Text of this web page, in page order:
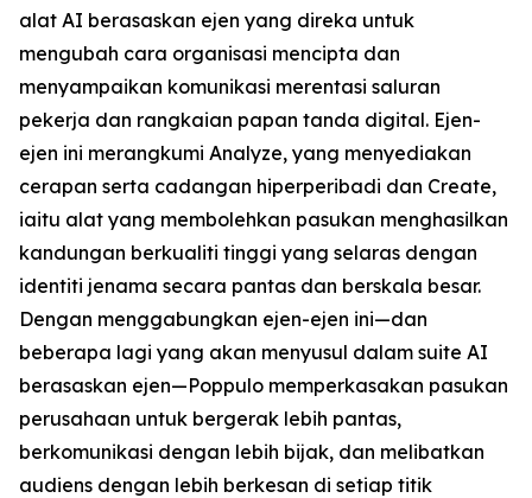
alat AI berasaskan ejen yang direka untuk
mengubah cara organisasi mencipta dan
menyampaikan komunikasi merentasi saluran
pekerja dan rangkaian papan tanda digital. Ejen-
ejen ini merangkumi Analyze, yang menyediakan
cerapan serta cadangan hiperperibadi dan Create,
iaitu alat yang membolehkan pasukan menghasilkan
kandungan berkualiti tinggi yang selaras dengan
identiti jenama secara pantas dan berskala besar.
Dengan menggabungkan ejen-ejen ini—dan
beberapa lagi yang akan menyusul dalam suite AI
berasaskan ejen—Poppulo memperkasakan pasukan
perusahaan untuk bergerak lebih pantas,
berkomunikasi dengan lebih bijak, dan melibatkan
audiens dengan lebih berkesan di setiap titik